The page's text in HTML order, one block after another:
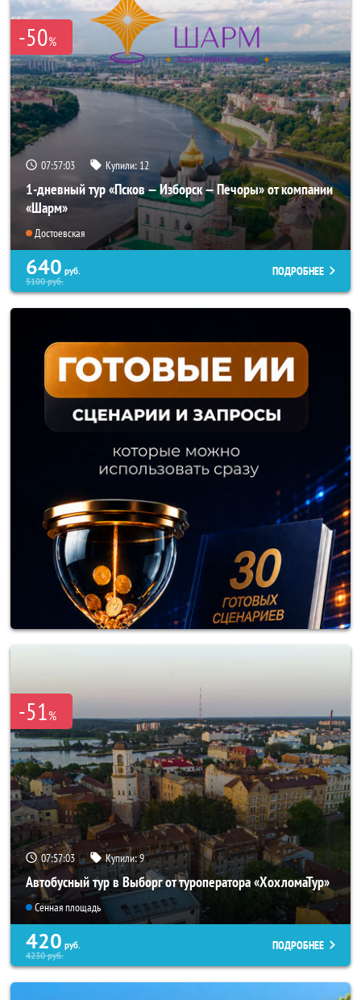
-50%
07:56:59 Купили: 12
1-дневный тур «Псков — Изборск — Печоры» от компании
«Шарм»
Достоевская
640 руб.
5100руб.
ПОДРОБНЕЕ
-51%
07:56:59 Купили:9
Автобусный тур в Выборг от туроператора «ХохломаТур»
Сенная площадь
420 руб.
4230руб.
ПОДРОБНЕЕ